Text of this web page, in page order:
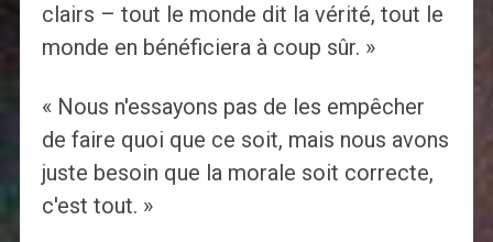
clairs – tout le monde dit la vérité, tout le
monde en bénéficiera à coup sûr. »
« Nous n'essayons pas de les empêcher
de faire quoi que ce soit, mais nous avons
juste besoin que la morale soit correcte,
c'est tout. »